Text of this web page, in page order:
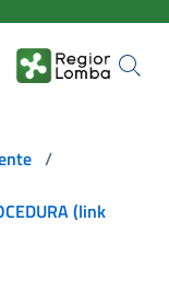
/
(link